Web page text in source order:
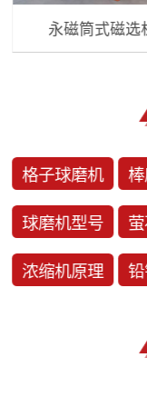
永磁筒式磁选
格子球磨机
球磨机型号
浓缩机原理